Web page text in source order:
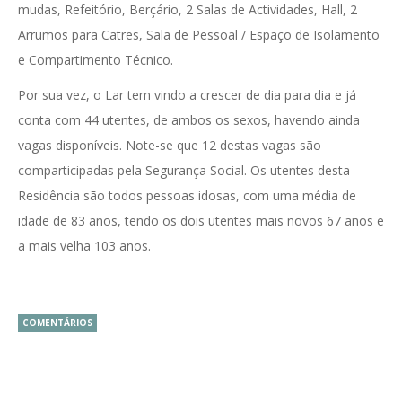
mudas, Refeitório, Berçário, 2 Salas de Actividades, Hall, 2
Arrumos para Catres, Sala de Pessoal / Espaço de Isolamento
e Compartimento Técnico.
Por sua vez, o Lar tem vindo a crescer de dia para dia e já
conta com 44 utentes, de ambos os sexos, havendo ainda
vagas disponíveis. Note-se que 12 destas vagas são
comparticipadas pela Segurança Social. Os utentes desta
Residência são todos pessoas idosas, com uma média de
idade de 83 anos, tendo os dois utentes mais novos 67 anos e
a mais velha 103 anos.
COMENTÁRIOS